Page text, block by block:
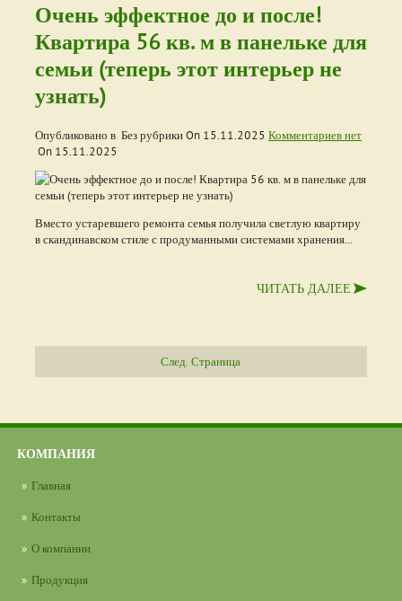
Очень эффектное до и после!
Квартира 56 кв. м в панельке для
семьи (теперь этот интерьер не
узнать)
Опубликовано в Без рубрики On 15.11.2025 Комментариев нет
On 15.11.2025
Вместо устаревшего ремонта семья получила светлую квартиру
в скандинавском стиле с продуманными системами хранения...
ЧИТАТЬ ДАЛЕЕ
След. Страница
КОМПАНИЯ
Главная
Контакты
О компании
Продукция